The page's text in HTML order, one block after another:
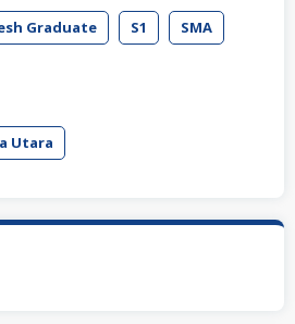
Graduate S1
SMA
Utara